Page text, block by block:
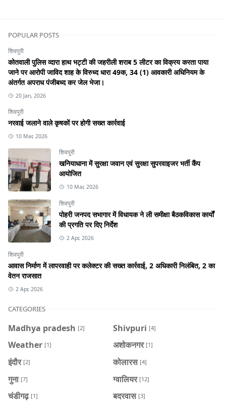
POPULAR POSTS
शिवपुरी
कोतवाली पुलिस व्दारा हाथ भट्टी की जहरीली शराब 5 लीटर का विक्रय करता पाया
जाने पर आरोपी जाविद शाह के विरुध्द धारा 49क, 34 (1) आवकारी अधिनियम के
अंतर्गत अपराध पंजीबध्द कर जेल भेजा।
20 Jan, 2026
शिवपुरी
नरवाई जलाने वाले कृषकों पर होगी सख्त कार्रवाई
10 Mar, 2026
शिवपुरी
खनियाधाना में सुरक्षा जवान एवं सुरक्षा सुपरवाइजर भर्ती कैंप
आयोजित
10 Mar, 2026
शिवपुरी
पोहरी जनपद सभागार में विधायक ने ली समीक्षा बैठकविकास कार्यों
की प्रगति पर दिए निर्देश
2 Apr, 2026
शिवपुरी
आवास निर्माण में लापरवाही पर कलेक्टर की सख्त कार्रवाई, 2 अधिकारी निलंबित, 2 का
वेतन राजसात
2 Apr, 2026
CATEGORIES
Madhya pradesh [2] Shivpuri [4]
Weather [1] अशोकनगर [1]
इंदौर [2] कोलारस [4]
गुना [7] ग्वालियर [12]
चंडीगढ़ [1] बदरवास [3]